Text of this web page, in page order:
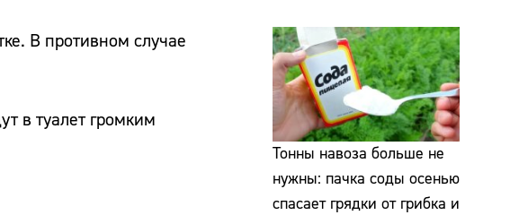
В противном случае
в туалет громким
Тонны навоза больше не
нужны: пачка соды осенью
спасает грядки от грибка и